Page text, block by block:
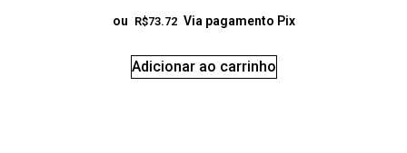
ou R$73.72 Via pagamento Pix
Adicionar ao carrinho